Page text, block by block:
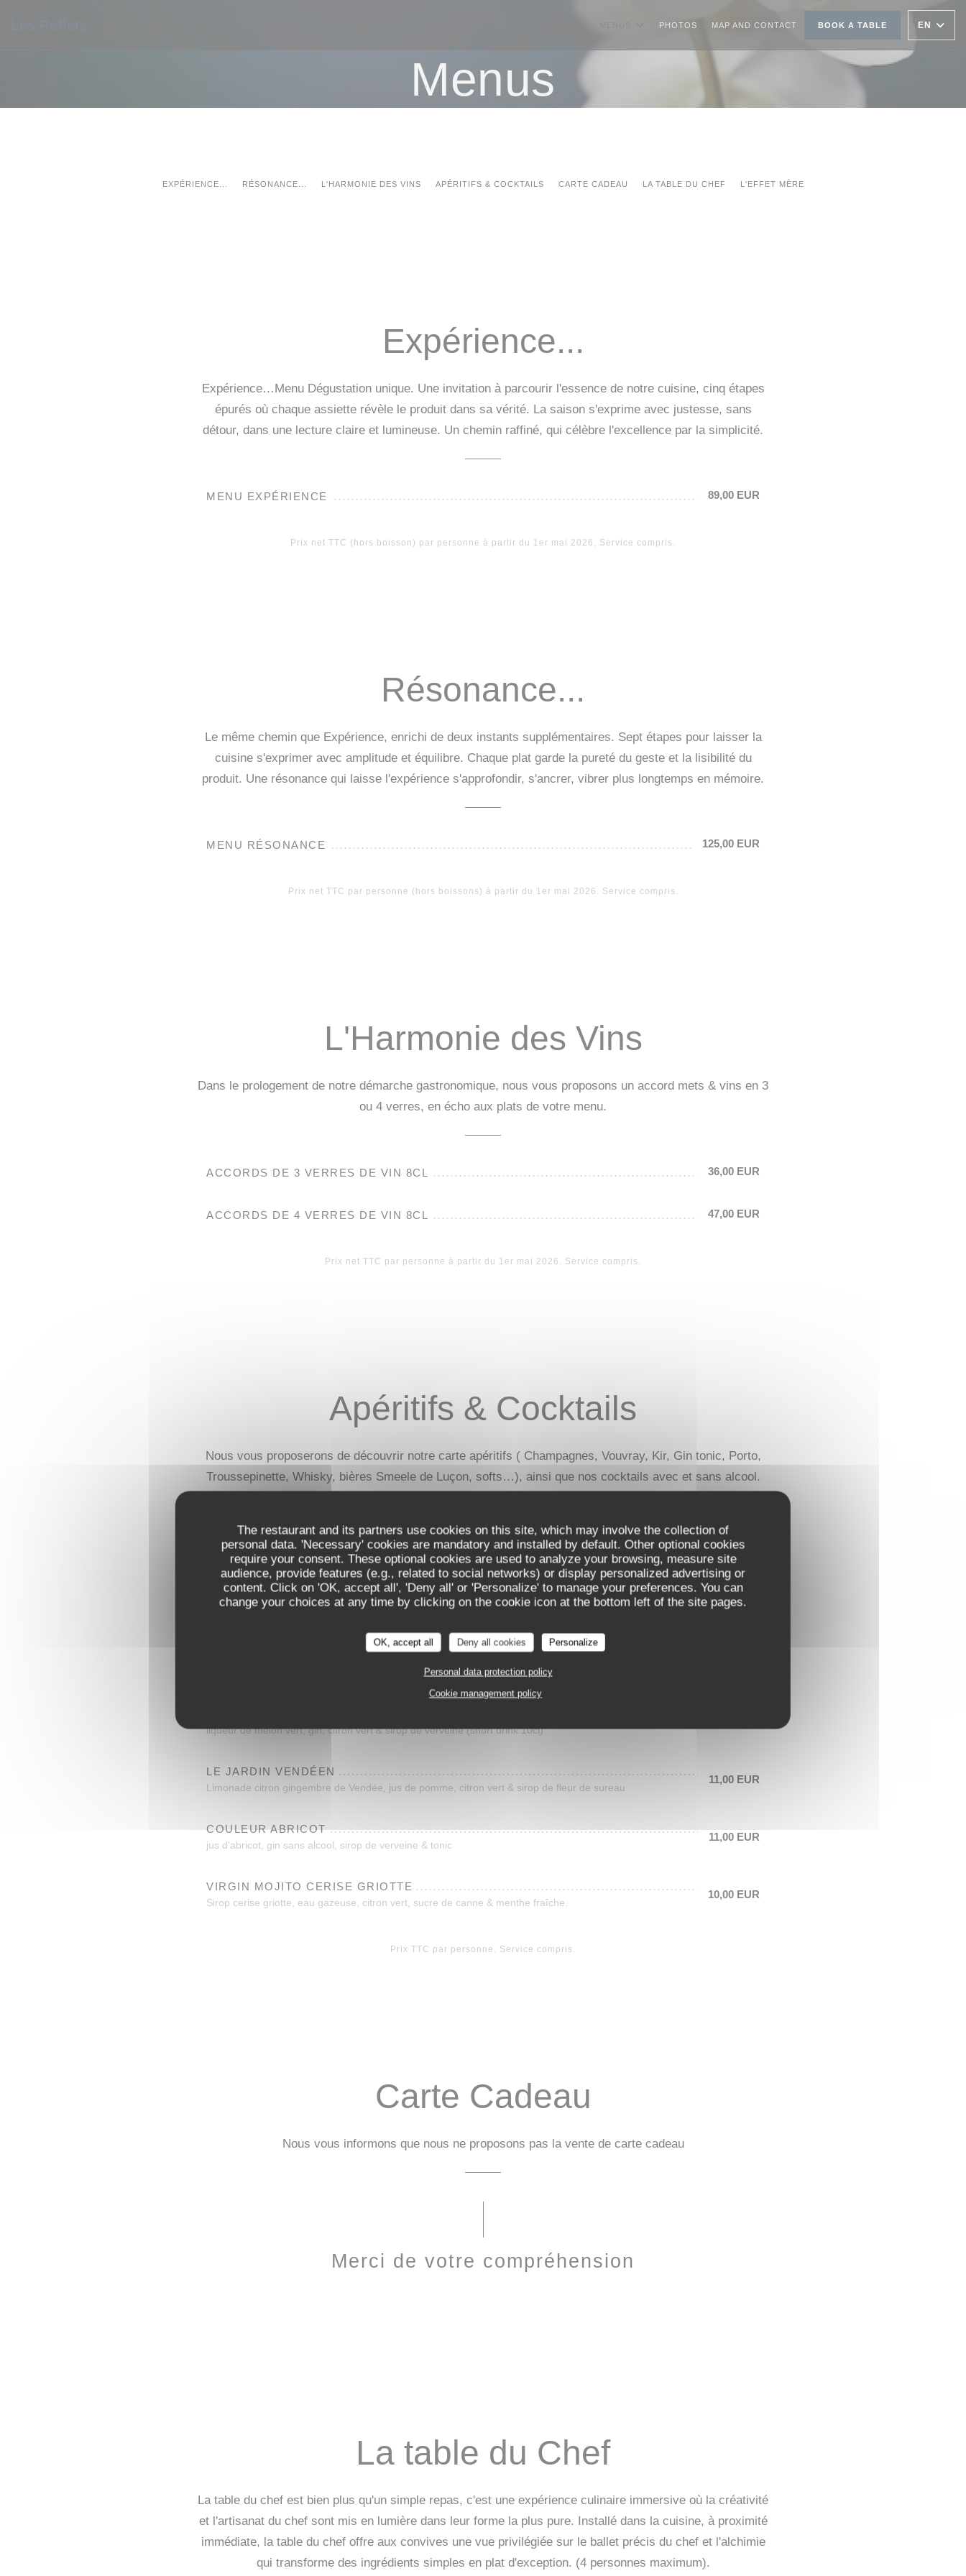
The restaurant and its partners use cookies on this site, which may involve the collection of
personal data. 'Necessary' cookies are mandatory and installed by default. Other optional cookies
require your consent. These optional cookies are used to analyze your browsing, measure site
audience, provide features (e.g., related to social networks) or display personalized advertising or
content. Click on 'OK, accept all', 'Deny all' or 'Personalize' to manage your preferences. You can
change your choices at any time by clicking on the cookie icon at the bottom left of the site pages.
OK, accept all Deny all cookies Personalize
Personal data protection policy
Cookie management policy
PHOTOS MAP AND CONTACT BOOK A TABLE EN
Menus
EXPÉRIENCE... RÉSONANCE... L'HARMONIE DES VINS APÉRITIFS & COCKTAILS CARTE CADEAU LA TABLE DU CHEF L'EFFET MÈRE
Expérience...
Expérience…Menu Dégustation unique. Une invitation à parcourir l'essence de notre cuisine, cinq étapes
épurés où chaque assiette révèle le produit dans sa vérité. La saison s'exprime avec justesse, sans
détour, dans une lecture claire et lumineuse. Un chemin raffiné, qui célèbre l'excellence par la simplicité.
MENU EXPÉRIENCE 89,00 EUR
Prix net TTC (hors boisson) par personne à partir du 1er mai 2026, Service compris.
Résonance...
Le même chemin que Expérience, enrichi de deux instants supplémentaires. Sept étapes pour laisser la
cuisine s'exprimer avec amplitude et équilibre. Chaque plat garde la pureté du geste et la lisibilité du
produit. Une résonance qui laisse l'expérience s'approfondir, s'ancrer, vibrer plus longtemps en mémoire.
MENU RÉSONANCE 125,00 EUR
Prix net TTC par personne (hors boissons) à partir du 1er mai 2026. Service compris.
L'Harmonie des Vins
Dans le prologement de notre démarche gastronomique, nous vous proposons un accord mets & vins en 3
ou 4 verres, en écho aux plats de votre menu.
ACCORDS DE 3 VERRES DE VIN 8CL 36,00 EUR
ACCORDS DE 4 VERRES DE VIN 8CL 47,00 EUR
Prix net TTC par personne à partir du 1er mai 2026. Service compris.
Apéritifs & Cocktails
Nous vous proposerons de découvrir notre carte apéritifs ( Champagnes, Vouvray, Kir, Gin tonic, Porto,
Troussepinette, Whisky, bières Smeele de Luçon, softs…), ainsi que nos cocktails avec et sans alcool.
LA VIE EN ROSE
Liqueur de framboise, Gin, vemouth, sirop de rose & Champagne
18,00 EUR
HUGO ROYAL
16,00 EUR
liqueur de melon vert, gin, citron vert & sirop de verveine (short drink 10cl)
LE JARDIN VENDÉEN
Limonade citron gingembre de Vendée, jus de pomme, citron vert & sirop de fleur de sureau
11,00 EUR
COULEUR ABRICOT
jus d'abricot, gin sans alcool, sirop de verveine & tonic
11,00 EUR
VIRGIN MOJITO CERISE GRIOTTE
Sirop cerise griotte, eau gazeuse, citron vert, sucre de canne & menthe fraîche.
10,00 EUR
Prix TTC par personne. Service compris.
Carte Cadeau
Nous vous informons que nous ne proposons pas la vente de carte cadeau
Merci de votre compréhension
La table du Chef
La table du chef est bien plus qu'un simple repas, c'est une expérience culinaire immersive où la créativité
et l'artisanat du chef sont mis en lumière dans leur forme la plus pure. Installé dans la cuisine, à proximité
immédiate, la table du chef offre aux convives une vue privilégiée sur le ballet précis du chef et l'alchimie
qui transforme des ingrédients simples en plat d'exception. (4 personnes maximum).
Les Reflets